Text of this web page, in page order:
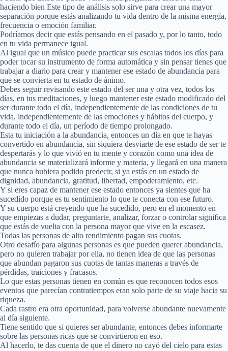
haciendo bien Este tipo de análisis solo sirve para crear una mayor
separación porque estás analizando tu vida dentro de la misma energía,
frecuencia o emoción familiar.
Podríamos decir que estás pensando en el pasado y, por lo tanto, todo
en tu vida permanece igual.
Al igual que un músico puede practicar sus escalas todos los días para
poder tocar su instrumento de forma automática y sin pensar tienes que
trabajar a diario para crear y mantener ese estado de abundancia para
que se convierta en tu estado de ánimo.
Debes seguir revisando este estado del ser una y otra vez, todos los
días, en tus meditaciones, y luego mantener este estado modificado del
ser durante todo el día, independientemente de las condiciones de tu
vida, independientemente de las emociones y hábitos del cuerpo, y
durante todo el día, un período de tiempo prolongado.
Esta tu iniciación a la abundancia, entonces un día en que te hayas
convertido en abundancia, sin siquiera desviarte de ese estado de ser te
despertarás y lo que vivió en tu mente y corazón como una idea de
abundancia se materializará informe y materia, y llegará en una manera
que nunca hubiera podido predecir, si ya estás en un estado de
dignidad, abundancia, gratitud, libertad, empoderamiento, etc.
Y si eres capaz de mantener ese estado entonces ya sientes que ha
sucedido porque es tu sentimiento lo que te conecta con ese futuro.
Y su cuerpo está creyendo que ha sucedido, pero en el momento en
que empiezas a dudar, preguntarte, analizar, forzar o controlar significa
que estás de vuelta con la persona mayor que vive en la escasez.
Todas las personas de alto rendimiento pagan sus cuotas.
Otro desafío para algunas personas es que pueden querer abundancia,
pero no quieren trabajar por ella, no tienen idea de que las personas
que abundan pagaron sus cuotas de tantas maneras a través de
pérdidas, traiciones y fracasos.
Lo que estas personas tienen en común es que reconocen todos esos
eventos que parecían contratiempos eran solo parte de su viaje hacia su
riqueza.
Cada rastro era otra oportunidad, para volverse abundante nuevamente
al día siguiente.
Tiene sentido que si quieres ser abundante, entonces debes informarte
sobre las personas ricas que se convirtieron en eso.
Al hacerlo, te das cuenta de que el dinero no cayó del cielo para estas